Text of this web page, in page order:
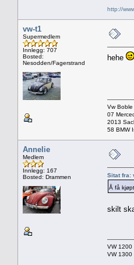
http://
vw-t1
Supermedlem
Innlegg: 707
Bosted:
Nesodden/Fagerstrand
hehe
Vw Boble
07
2013
58 BMW
Annelie
Medlem
Innlegg: 167
Bosted: Drammen
Sitat fra:
Å få
skilt
VW 1200
VW 1300